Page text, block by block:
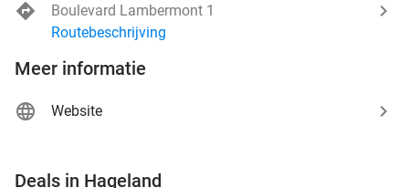
Boulevard Lambermont 1
Routebeschrijving
Meer informatie
Website
Deals in Hageland